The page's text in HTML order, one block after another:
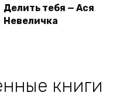
Делить тебя — Ася
Невеличка
книги